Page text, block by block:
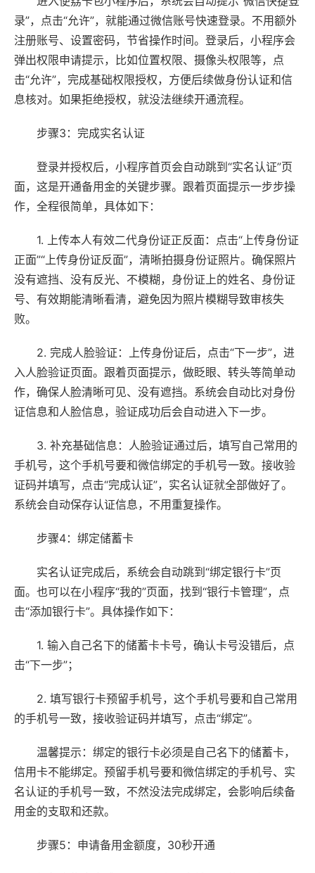
录”，点击“允许”，就能通过微信账号快速登录。不用额外
注册账号、设置密码，节省操作时间。登录后，小程序会
弹出权限申请提示，比如位置权限、摄像头权限等，点
击“允许”，完成基础权限授权，方便后续做身份认证和信
息核对。如果拒绝授权，就没法继续开通流程。
步骤3：完成实名认证
登录并授权后，小程序首页会自动跳到“实名认证”页
面，这是开通备用金的关键步骤。跟着页面提示一步步操
作，全程很简单，具体如下：
1. 上传本人有效二代身份证正反面：点击“上传身份证
正面”“上传身份证反面”，清晰拍摄身份证照片。确保照片
没有遮挡、没有反光、不模糊，身份证上的姓名、身份证
号、有效期能清晰看清，避免因为照片模糊导致审核失
败。
2. 完成人脸验证：上传身份证后，点击“下一步”，进
入人脸验证页面。跟着页面提示，做眨眼、转头等简单动
作，确保人脸清晰可见、没有遮挡。系统会自动比对身份
证信息和人脸信息，验证成功后会自动进入下一步。
3. 补充基础信息：人脸验证通过后，填写自己常用的
手机号，这个手机号要和微信绑定的手机号一致。接收验
证码并填写，点击“完成认证”，实名认证就全部做好了。
系统会自动保存认证信息，不用重复操作。
步骤4：绑定储蓄卡
实名认证完成后，系统会自动跳到“绑定银行卡”页
面。也可以在小程序“我的”页面，找到“银行卡管理”，点
击“添加银行卡”。具体操作如下：
1. 输入自己名下的储蓄卡卡号，确认卡号没错后，点
击“下一步”；
2. 填写银行卡预留手机号，这个手机号要和自己常用
的手机号一致，接收验证码并填写，点击“绑定”。
温馨提示：绑定的银行卡必须是自己名下的储蓄卡，
信用卡不能绑定。预留手机号要和微信绑定的手机号、实
名认证的手机号一致，不然没法完成绑定，会影响后续备
用金的支取和还款。
步骤5：申请备用金额度，30秒开通